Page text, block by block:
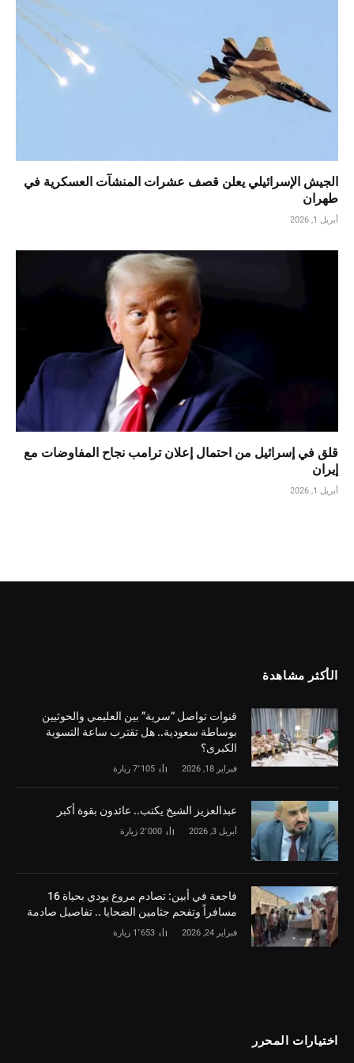
الجيش الإسرائيلي يعلن قصف عشرات المنشآت العسكرية في
طهران
أبريل 1, 2026
قلق في إسرائيل من احتمال إعلان ترامب نجاح المفاوضات مع
إيران
أبريل 1, 2026
الأكثر مشاهدة
قنوات تواصل “سرية” بين العليمي والحوثيين
بوساطة سعودية.. هل تقترب ساعة التسوية
الكبرى؟
فبراير 18, 2026 7٬105 زيارة
‏عبدالعزيز الشيخ يكتب.. عائدون بقوة أكبر
أبريل 3, 2026 2٬000 زيارة
فاجعة في أبين: تصادم مروع يودي بحياة 16
مسافراً وتفحم جثامين الضحايا .. تفاصيل صادمة
فبراير 24, 2026 1٬653 زيارة
اختيارات المحرر